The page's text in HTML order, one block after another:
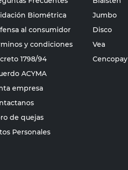
Biométrica
al consumidor
y condiciones
1798/94
ACYMA
empresa
de quejas
Personales
Jumbo
Disco
Vea
Cencopay